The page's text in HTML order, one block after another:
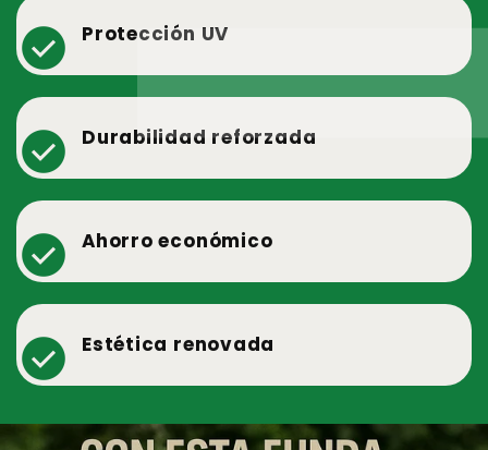
check_circle Protección UV
check_circle Durabilidad reforzada
check_circle Ahorro económico
check_circle Estética renovada